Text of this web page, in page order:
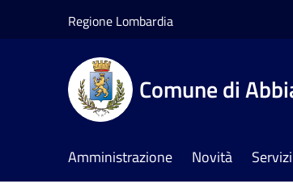
Regione Lombardia
Comune di
Amministrazione Novità Servizi